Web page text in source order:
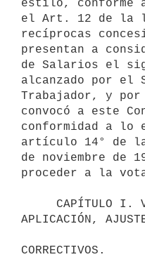
estilo, conforme
el Art. 12 de la
recíprocas
presentan a
de Salarios el
alcanzado por el
Trabajador, y por
convocó a este
conformidad a lo
artículo 14° de
de noviembre de
proceder a la
APLICACIÓN,
CORRECTIVOS.